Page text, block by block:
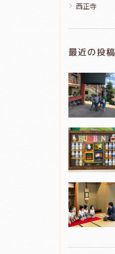
西正寺
最近の投稿